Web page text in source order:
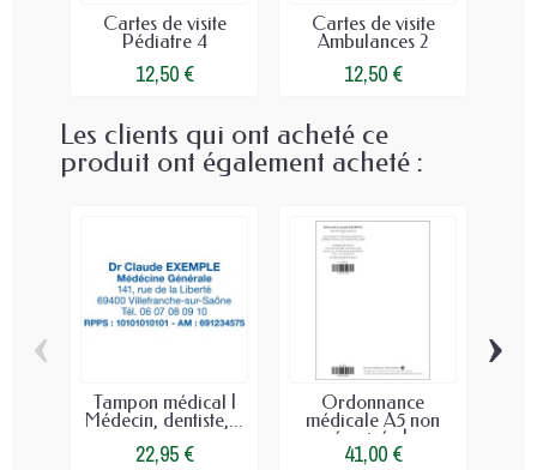
Cartes de visite
Pédiatre 4
12,50 €
Cartes de visite
Ambulances 2
12,50 €
Les clients qui ont acheté ce
produit ont également acheté :
Tampon médical |
Médecin, dentiste,...
22,95 €
Ordonnance
médicale A5 non
sécurisée |...
41,00 €
‹ ›